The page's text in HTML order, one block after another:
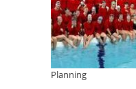
Planning